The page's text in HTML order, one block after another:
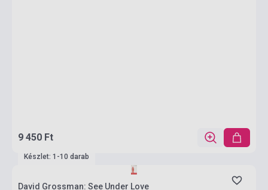
9 450 Ft
Készlet: 1-10 darab
David Grossman: See Under Love